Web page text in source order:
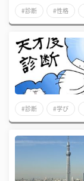
#診断 #性格
#診断 #学び